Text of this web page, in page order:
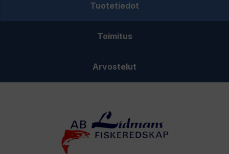
määrä
Tuotetiedot
Toimitus
Arvostelut